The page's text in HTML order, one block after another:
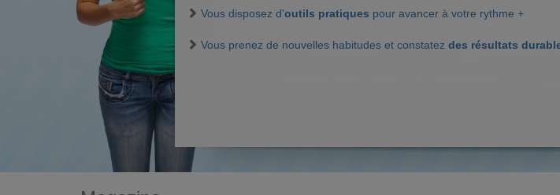
Vous disposez d'outils pratiques pour avancer à votre rythme +
Vous prenez de nouvelles habitudes et constatez des résultats